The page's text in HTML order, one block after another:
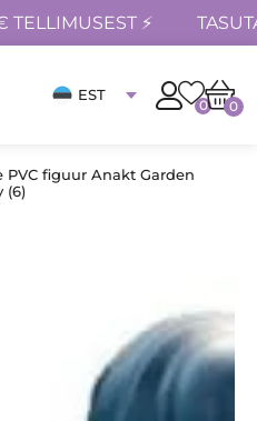
TELLIMUSEST ⚡
EST
0 0
PVC figuur Anakt Garden
(6)